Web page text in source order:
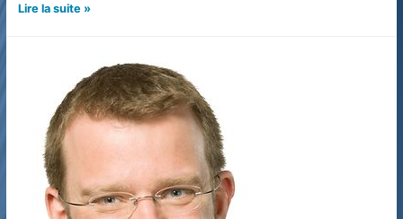
Arabie
SCAF
industrie
européenne
Lire la suite »